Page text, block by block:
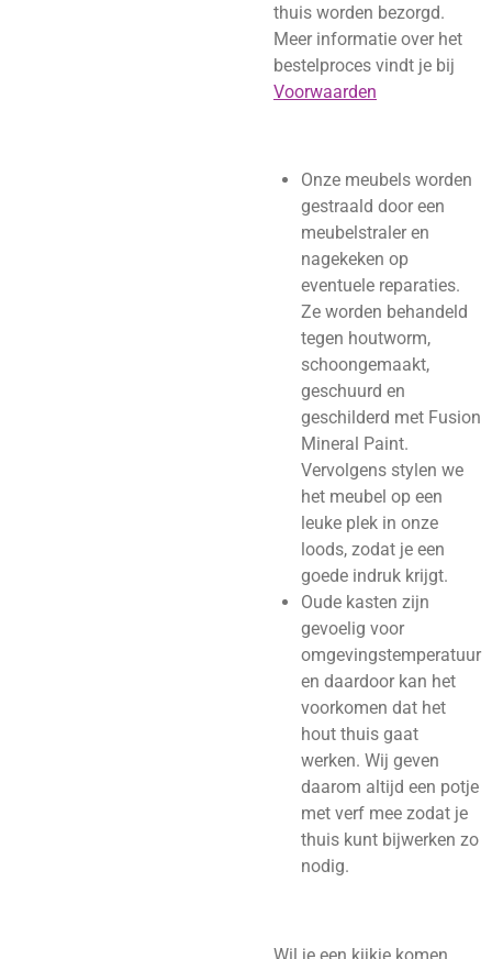
thuis worden bezorgd.
Meer informatie over het
bestelproces vindt je bij
Voorwaarden
Onze meubels worden
gestraald door een
meubelstraler en
nagekeken op
eventuele reparaties.
Ze worden behandeld
tegen houtworm,
schoongemaakt,
geschuurd en
geschilderd met Fusion
Mineral Paint.
Vervolgens stylen we
het meubel op een
leuke plek in onze
loods, zodat je een
goede indruk krijgt.
Oude kasten zijn
gevoelig voor
omgevingstemperatuur
en daardoor kan het
voorkomen dat het
hout thuis gaat
werken. Wij geven
daarom altijd een potje
met verf mee zodat je
thuis kunt bijwerken zo
nodig.